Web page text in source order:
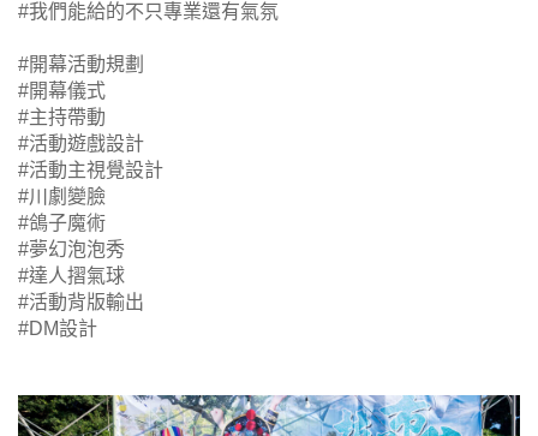
#我們能給的不只專業還有氣氛
#開幕活動規劃
#開幕儀式
#主持帶動
#活動遊戲設計
#活動主視覺設計
#川劇變臉
#鴿子魔術
#夢幻泡泡秀
#達人摺氣球
#活動背版輸出
#DM設計